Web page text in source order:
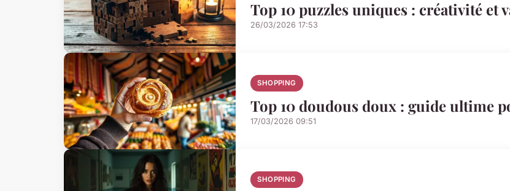
Top 10 puzzles uniques : créativité et
26/03/2026 17:53
SHOPPING
Top 10 doudous doux : guide ultime
17/03/2026 09:51
SHOPPING